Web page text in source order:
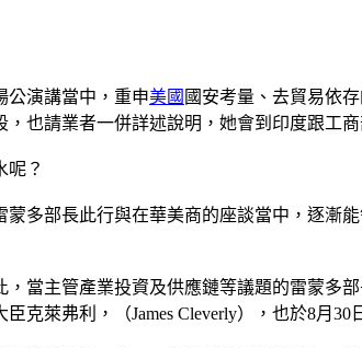
公演講當中，重申美國 國安考量、去貿易依
也請業者一併詳述說明，她會到印度跟工商
呢？
多部長此行與在華美商的座談當中，逐漸
當主管產業投資及供應鏈等議題的雷蒙多
萊弗利，（James Cleverly），也於8月30